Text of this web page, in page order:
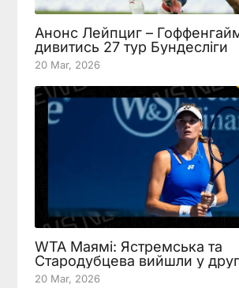
Анонс Лейпциг –
дивитись 27 тур Бундесліги
20 Mar, 2026
WTA Маямі: Ястремська та
Стародубцева вийшли у
20 Mar, 2026